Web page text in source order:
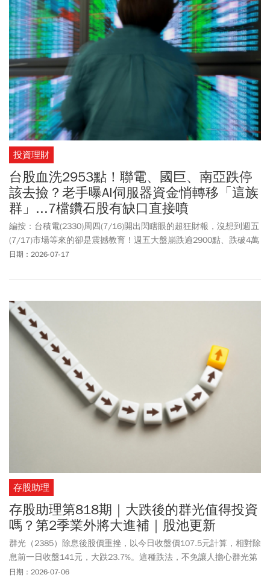
投資理財
台股血洗2953點！聯電、國巨、南亞跌停
該去撿？老手曝AI伺服器資金悄轉移「這族
群」...7檔鑽石股有缺口直接噴
編按：台積電(2330)周四(7/16)開出閃瞎眼的超狂財報，沒想到週五
(7/17)市場等來的卻是震撼教育！週五大盤崩跌逾2900點、跌破4萬
3關卡，收42671點，台積電股價重挫超過7%，更慘烈的是，盤面上
電、國巨和南亞嗎？台股老手點出，這波殺盤雖然痛，但冷靜觀察
資金流向，就會發現遊戲規則正在悄悄改變！資金開始從純粹的「AI
算力大腦」，逐漸延伸到「AI 落地應用」。如果說 AI 伺服器是大
腦，那麼「機器人供應鏈」，就是 AI 真正長出手腳、步入商用化的
開始。當大盤大跌、好股票被無差別拋售時，往往是「彎腰撿鑽
石」的絕佳時機。本文作者江國中特別為讀者盤點 7 檔機器人關鍵
概念股，帶你一探究竟。
日期：2026-07-17
存股助理
存股助理第818期｜大跌後的群光值得投資
嗎？第2季業外將大進補｜股池更新
群光（2385）除息後股價重挫，以今日收盤價107.5元計算，相對除
息前一日收盤141元，大跌23.7%。這種跌法，不免讓人擔心群光第
2季、乃至2026年一整年的業績可能非常不妙。然而，鮮少人注意
日期：2026-07-06